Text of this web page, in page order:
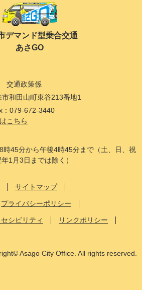
デマンド型乗合交通
あさGO
交通政策係
和田山町東谷213番地1
：079-672-3440
こちら
時45分から午後4時45分まで（土、日、祝
1月3日までは除く）
サイトマップ
プライバシーポリシー
シビリティ リンクポリシー
Asago City Office. All rights reserved.